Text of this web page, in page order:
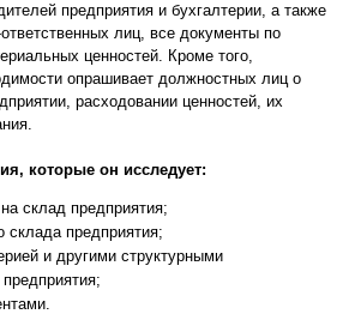
предприятия и бухгалтерии, а также
лиц, все документы по
ценностей. Кроме того,
опрашивает должностных лиц о
расходовании ценностей, их
которые он исследует:
склад предприятия;
склада предприятия;
и другими структурными